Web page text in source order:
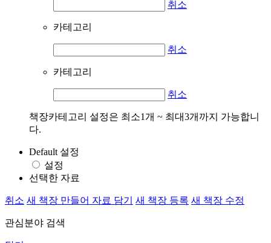
취소
카테고리
취소
카테고리
취소
책장카테고리 설정은 최소1개 ~ 최대3개까지 가능합니
다.
Default 설정
설정
선택한 자료
취소 새 책장 만들어 자료 담기 새 책장 등록 새 책장 수정
관심분야 검색